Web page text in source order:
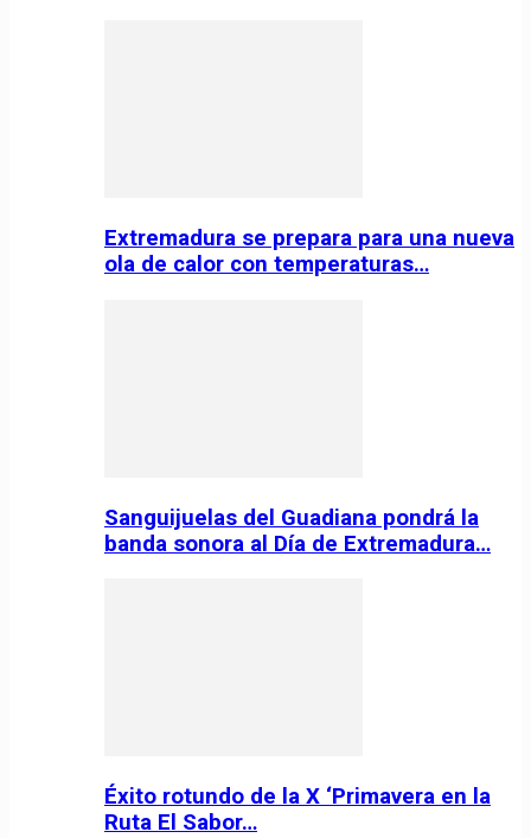
Extremadura se prepara para una nueva
ola de calor con temperaturas…
Sanguijuelas del Guadiana pondrá la
banda sonora al Día de Extremadura…
Éxito rotundo de la X ‘Primavera en la
Ruta El Sabor…